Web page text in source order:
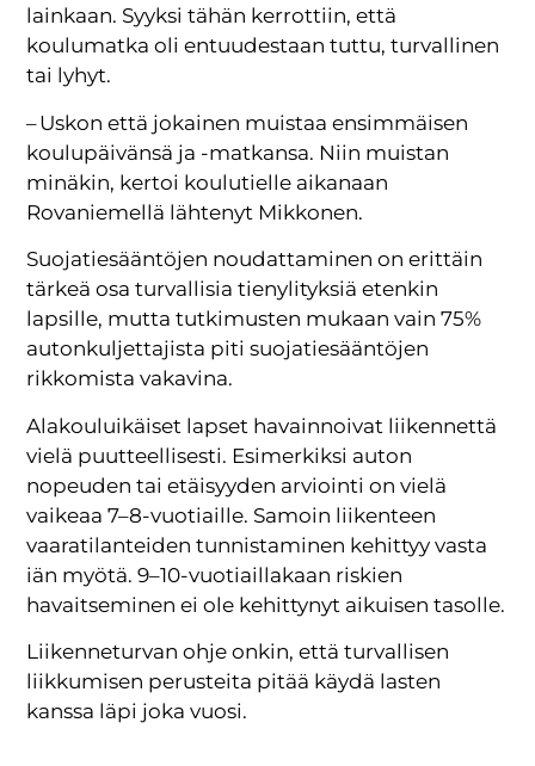
lainkaan. Syyksi tähän kerrottiin, että
koulumatka oli entuudestaan tuttu, turvallinen
tai lyhyt.
– Uskon että jokainen muistaa ensimmäisen
koulupäivänsä ja -matkansa. Niin muistan
minäkin, kertoi koulutielle aikanaan
Rovaniemellä lähtenyt Mikkonen.
Suojatiesääntöjen noudattaminen on erittäin
tärkeä osa turvallisia tienylityksiä etenkin
lapsille, mutta tutkimusten mukaan vain 75%
autonkuljettajista piti suojatiesääntöjen
rikkomista vakavina.
Alakouluikäiset lapset havainnoivat liikennettä
vielä puutteellisesti. Esimerkiksi auton
nopeuden tai etäisyyden arviointi on vielä
vaikeaa 7–8-vuotiaille. Samoin liikenteen
vaaratilanteiden tunnistaminen kehittyy vasta
iän myötä. 9–10-vuotiaillakaan riskien
havaitseminen ei ole kehittynyt aikuisen tasolle.
Liikenneturvan ohje onkin, että turvallisen
liikkumisen perusteita pitää käydä lasten
kanssa läpi joka vuosi.